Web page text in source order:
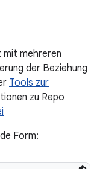
mit mehreren
der Beziehung
Tools zur
zu Repo
Form: